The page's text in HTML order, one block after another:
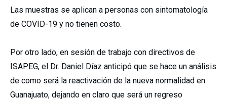
Las muestras se aplican a personas con sintomatología
de COVID-19 y no tienen costo.
Por otro lado, en sesión de trabajo con directivos de
ISAPEG, el Dr. Daniel Díaz anticipó que se hace un análisis
de como será la reactivación de la nueva normalidad en
Guanajuato, dejando en claro que será un regreso